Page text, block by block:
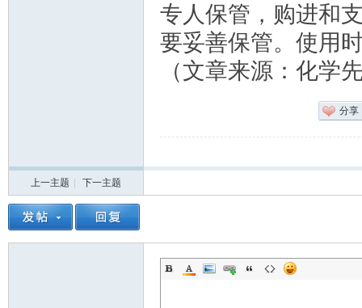
专人保管，购进和
要妥善保管。使用
（文章来源：化学
分享
上一主题 下一主题